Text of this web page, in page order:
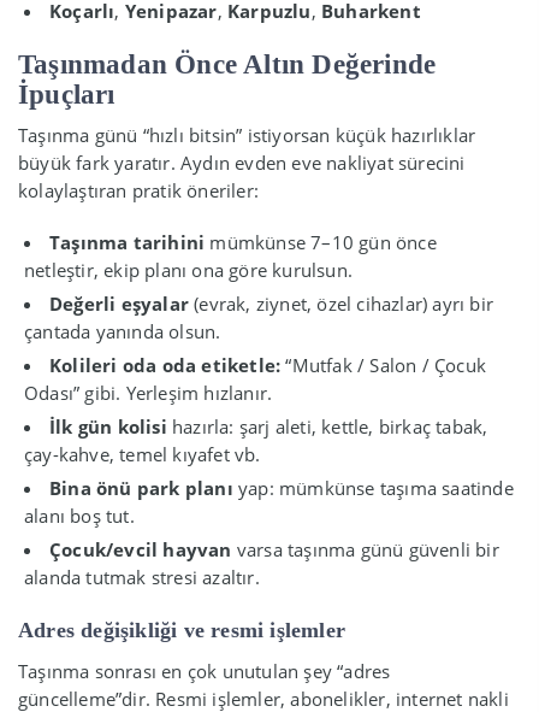
Koçarlı, Yenipazar, Karpuzlu, Buharkent
Taşınmadan Önce Altın Değerinde
İpuçları
Taşınma günü “hızlı bitsin” istiyorsan küçük hazırlıklar
büyük fark yaratır. Aydın evden eve nakliyat sürecini
kolaylaştıran pratik öneriler:
Taşınma tarihini mümkünse 7–10 gün önce
netleştir, ekip planı ona göre kurulsun.
Değerli eşyalar (evrak, ziynet, özel cihazlar) ayrı bir
çantada yanında olsun.
Kolileri oda oda etiketle: “Mutfak / Salon / Çocuk
Odası” gibi. Yerleşim hızlanır.
İlk gün kolisi hazırla: şarj aleti, kettle, birkaç tabak,
çay-kahve, temel kıyafet vb.
Bina önü park planı yap: mümkünse taşıma saatinde
alanı boş tut.
Çocuk/evcil hayvan varsa taşınma günü güvenli bir
alanda tutmak stresi azaltır.
Adres değişikliği ve resmi işlemler
Taşınma sonrası en çok unutulan şey “adres
güncelleme”dir. Resmi işlemler, abonelikler, internet nakli